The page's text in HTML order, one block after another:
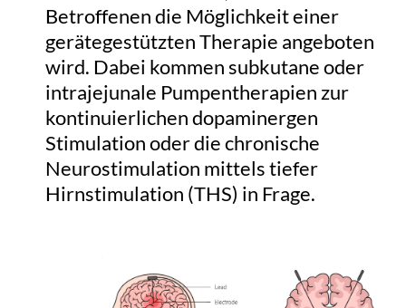
Betroffenen die Möglichkeit einer
gerätegestützten Therapie angeboten
wird. Dabei kommen subkutane oder
intrajejunale Pumpentherapien zur
kontinuierlichen dopaminergen
Stimulation oder die chronische
Neurostimulation mittels tiefer
Hirnstimulation (THS) in Frage.